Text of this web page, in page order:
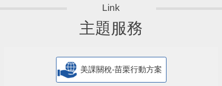
主題服務
美課關稅-苗栗行動方案